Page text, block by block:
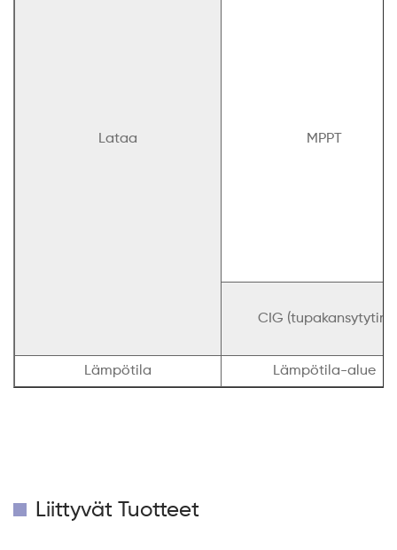
Lataa MPPT
CIG (tupakansytytin)
Lämpötila Lämpötila-alue
Liittyvät Tuotteet